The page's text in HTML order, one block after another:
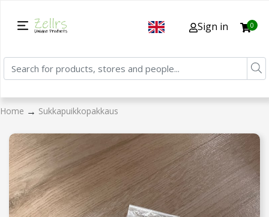
Sign in 0
Home → Sukkapuikkopakkaus